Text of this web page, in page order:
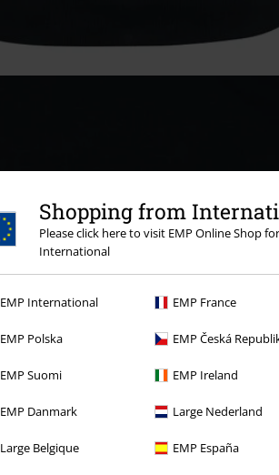
Shopping from
Please click here to visit EMP Online Shop
International
EMP International EMP France
EMP Polska EMP Česká
EMP Suomi EMP Ireland
EMP Danmark Large Nederland
Large Belgique EMP España